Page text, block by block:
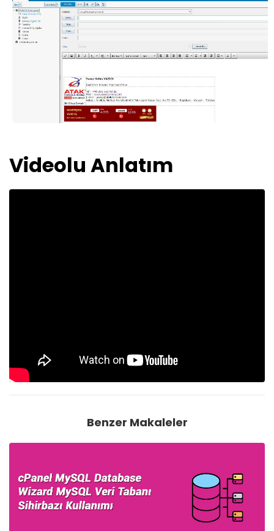
Videolu Anlatım
Benzer Makaleler